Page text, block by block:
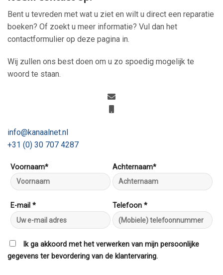
Bent u tevreden met wat u ziet en wilt u direct een reparatie
boeken? Of zoekt u meer informatie? Vul dan het
contactformulier op deze pagina in.
Wij zullen ons best doen om u zo spoedig mogelijk te
woord te staan.
info@kanaalnet.nl
+31 (0) 30 707 4287
Voornaam* Achternaam*
E-mail * Telefoon *
Ik ga akkoord met het verwerken van mijn persoonlijke
gegevens ter bevordering van de klantervaring.